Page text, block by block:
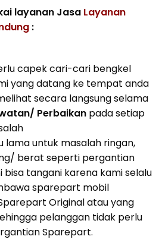
layanan Jasa Layanan
:
capek cari-cari bengkel
yang datang ke tempat anda
secara langsung selama
Perbaikan pada setiap
lama untuk masalah ringan,
berat seperti pergantian
tangani karena kami selalu
sparepart mobil
Original atau yang
pelanggan tidak perlu
Sparepart.